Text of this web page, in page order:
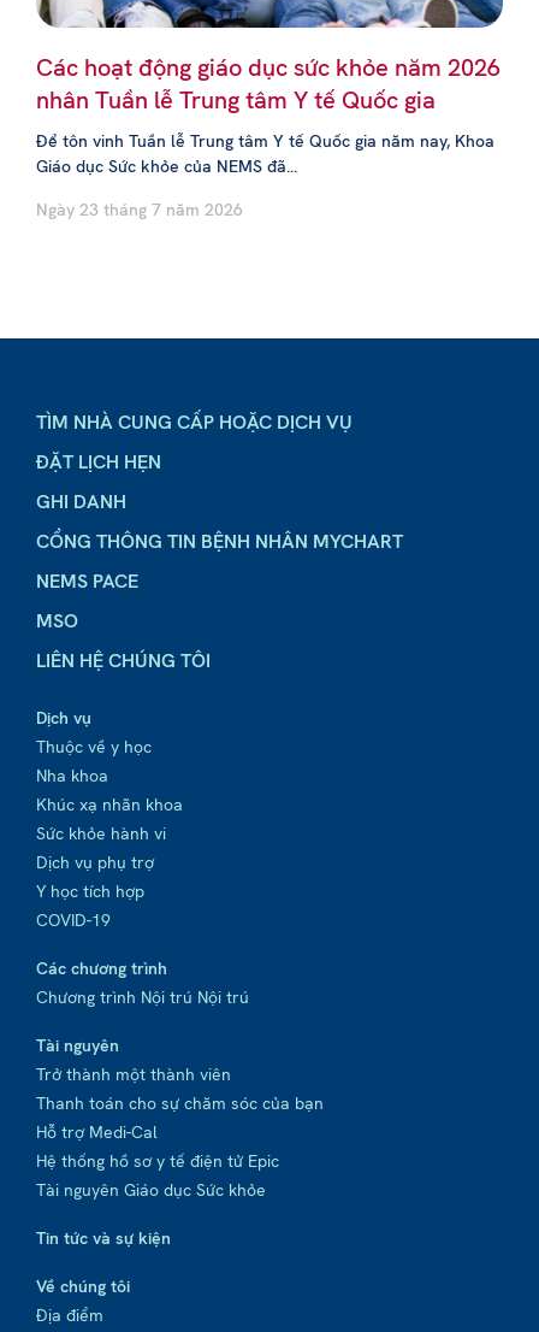
Các hoạt động giáo dục sức khỏe năm 2026
nhân Tuần lễ Trung tâm Y tế Quốc gia
Để tôn vinh Tuần lễ Trung tâm Y tế Quốc gia năm nay, Khoa
Giáo dục Sức khỏe của NEMS đã...
Ngày 23 tháng 7 năm 2026
TÌM NHÀ CUNG CẤP HOẶC DỊCH VỤ
ĐẶT LỊCH HẸN
GHI DANH
CỔNG THÔNG TIN BỆNH NHÂN MYCHART
NEMS PACE
MSO
LIÊN HỆ CHÚNG TÔI
Dịch vụ
Thuộc về y học
Nha khoa
Khúc xạ nhãn khoa
Sức khỏe hành vi
Dịch vụ phụ trợ
Y học tích hợp
COVID-19
Các chương trình
Chương trình Nội trú Nội trú
Tài nguyên
Trở thành một thành viên
Thanh toán cho sự chăm sóc của bạn
Hỗ trợ Medi-Cal
Hệ thống hồ sơ y tế điện tử Epic
Tài nguyên Giáo dục Sức khỏe
Tin tức và sự kiện
Về chúng tôi
Địa điểm